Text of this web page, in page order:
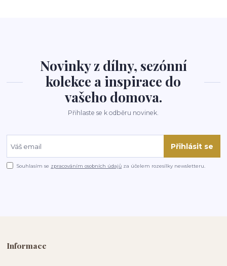
Novinky z dílny, sezónní
kolekce a inspirace do
vašeho domova.
Přihlaste se k odběru novinek.
Přihlásit se
Souhlasím se zpracováním osobních údajů za účelem rozesílky newsletteru.
Informace